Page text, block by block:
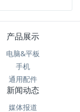
产品展示
电脑&平板
手机
通用配件
新闻动态
媒体报道